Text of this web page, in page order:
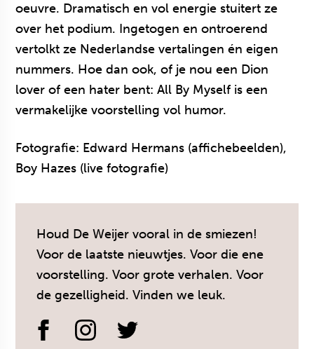
oeuvre. Dramatisch en vol energie stuitert ze
over het podium. Ingetogen en ontroerend
vertolkt ze Nederlandse vertalingen én eigen
nummers. Hoe dan ook, of je nou een Dion
lover of een hater bent: All By Myself is een
vermakelijke voorstelling vol humor.
Fotografie: Edward Hermans (affichebeelden),
Boy Hazes (live fotografie)
Houd De Weijer vooral in de smiezen!
Voor de laatste nieuwtjes. Voor die ene
voorstelling. Voor grote verhalen. Voor
de gezelligheid. Vinden we leuk.